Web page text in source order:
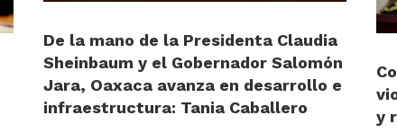
De la mano de la Presidenta Claudia
Sheinbaum y el Gobernador Salomón
Jara, Oaxaca avanza en desarrollo e
infraestructura: Tania Caballero
y